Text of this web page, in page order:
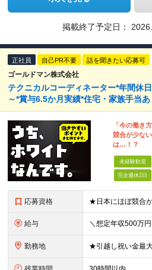
掲載終了予定日：
正社員 自己PR不要 話を聞きたい応募可
ゴールドマン株式会社
テクニカルコーディネーター*年間休
～*賞与6.5か月実績*住宅・家族手当あ
「今の働き
競合が少な
は…！？
未経験歓迎
完全週休2日
応募資格
給与
勤務地